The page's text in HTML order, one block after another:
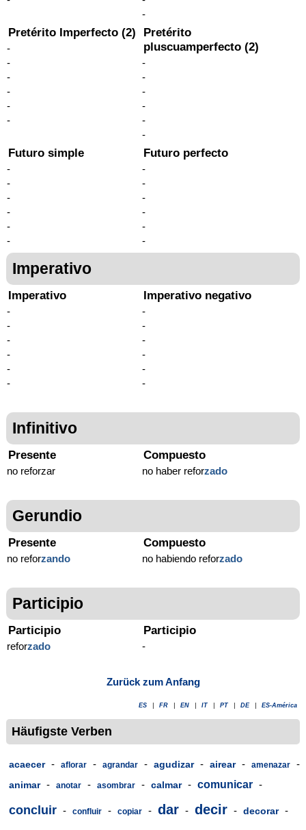
-
Pretérito Imperfecto (2)
-
-
-
-
-
-
Pretérito
pluscuamperfecto (2)
-
-
-
-
-
-
Futuro simple
-
-
-
-
-
-
Futuro perfecto
-
-
-
-
-
-
Imperativo
Imperativo
-
-
-
-
-
-
Imperativo negativo
-
-
-
-
-
-
Infinitivo
Presente
no reforzar
Compuesto
no haber reforzado
Gerundio
Presente
no reforzando
Compuesto
no habiendo reforzado
Participio
Participio
reforzado
Participio
-
Zurück zum Anfang
ES FR EN IT PT DE ES-América
Häufigste Verben
acaecer - aflorar - agrandar - agudizar - airear - amenazar -
animar - anotar - asombrar - calmar - comunicar -
concluir - confluir - copiar - dar - decir - decorar -